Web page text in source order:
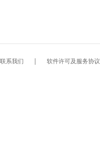
联系我们 | 软件许可及服务协议